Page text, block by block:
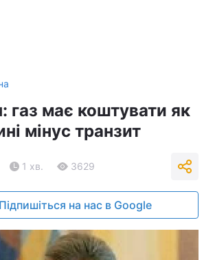
газ має коштувати як
мінус транзит
1 хв. 3629
Підпишіться на нас в Google